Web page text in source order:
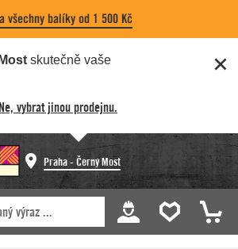
všechny balíky od 1 500 Kč
skutečně vaše
Ne, vybrat jinou prodejnu.
Praha - Černý Most